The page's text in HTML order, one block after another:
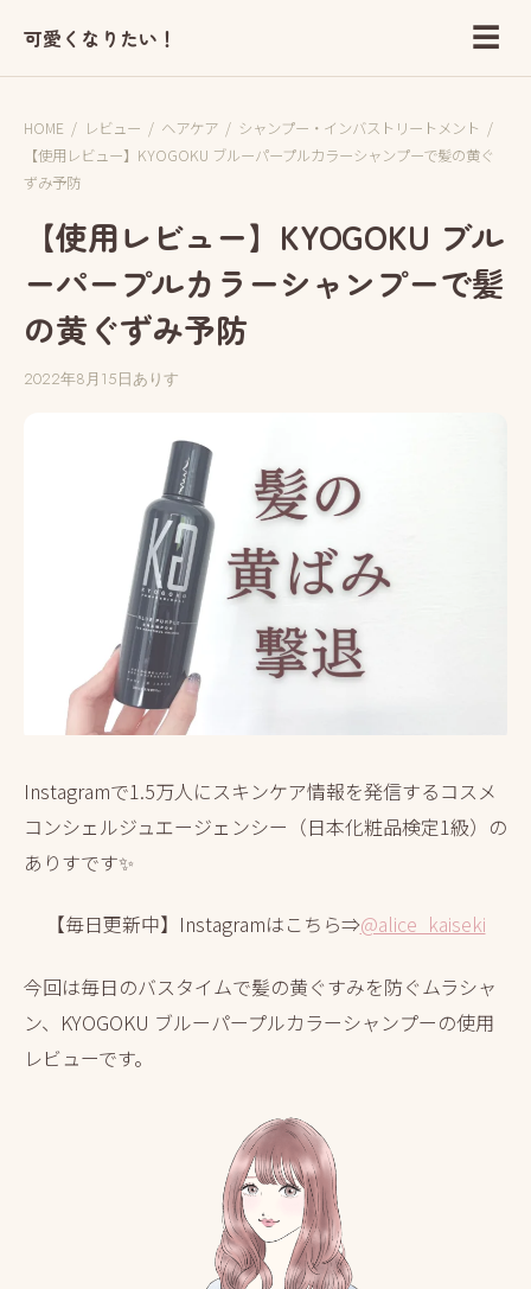
可愛くなりたい！ ☰
HOME / レビュー / ヘアケア / シャンプー・インバストリートメント /
【使用レビュー】KYOGOKU ブルーパープルカラーシャンプーで髪の黄ぐ
ずみ予防
【使用レビュー】KYOGOKU ブル
ーパープルカラーシャンプーで髪
の黄ぐずみ予防
2022年8月15日ありす
Instagramで1.5万人にスキンケア情報を発信するコスメ
コンシェルジュエージェンシー（日本化粧品検定1級）の
ありすです✨
【毎日更新中】Instagramはこちら⇒@alice_kaiseki
今回は毎日のバスタイムで髪の黄ぐすみを防ぐムラシャ
ン、KYOGOKU ブルーパープルカラーシャンプーの使用
レビューです。